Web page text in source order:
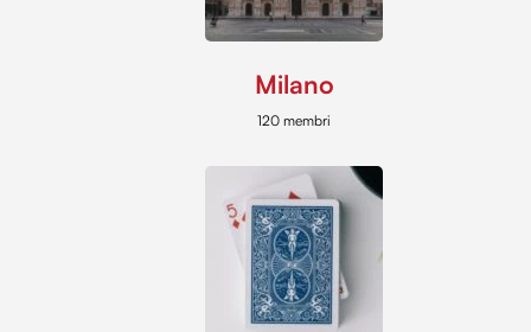
Milano
120 membri